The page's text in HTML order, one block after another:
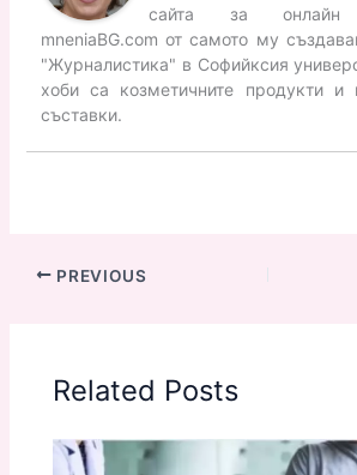
сайта за
mneniaBG.com от самото му
"Журналистика" в Софийксия
хоби са козметичните продукти и
съставки.
PREVIOUS
Related Posts